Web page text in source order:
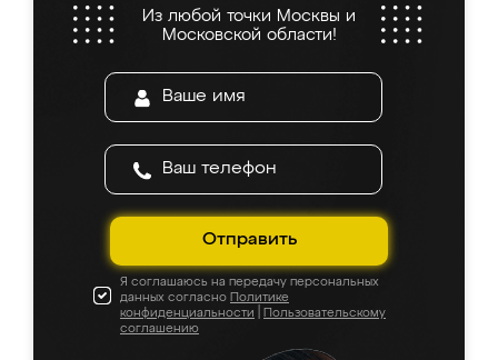
Из любой точки Москвы и
Московской области!
Отправить
Я соглашаюсь на передачу персональных
данных согласно Политике
конфиденциальности
Пользовательскому
соглашению